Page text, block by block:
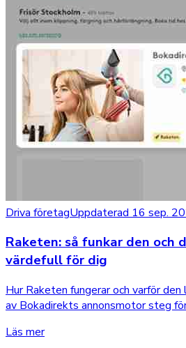
Driva företagUppdaterad 16 sep.
Raketen: så funkar den och
värdefull för dig
Hur Raketen fungerar och varför den
av Bokadirekts annonsmotor steg
Läs mer